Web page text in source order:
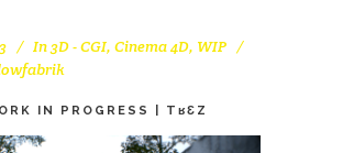
In3D - CGI, Cinema 4D, WIP
IN PROGRESS | TʁƐZ